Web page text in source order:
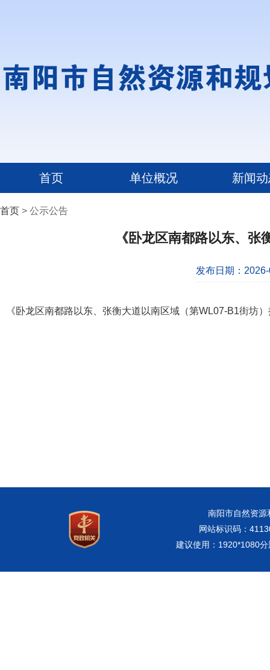
首页 单位概况 新闻
首页 > 公示公告
《卧龙区南都路以东、
发布日期：
《卧龙区南都路以东、张衡大道以南区域（第WL07-B1街坊
南阳市自然资
网站标识码：
建议使用：1920*1080